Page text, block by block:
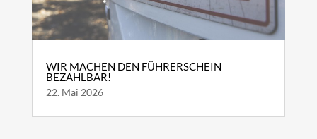
WIR MACHEN DEN FÜHRERSCHEIN
BEZAHLBAR!
22. Mai 2026